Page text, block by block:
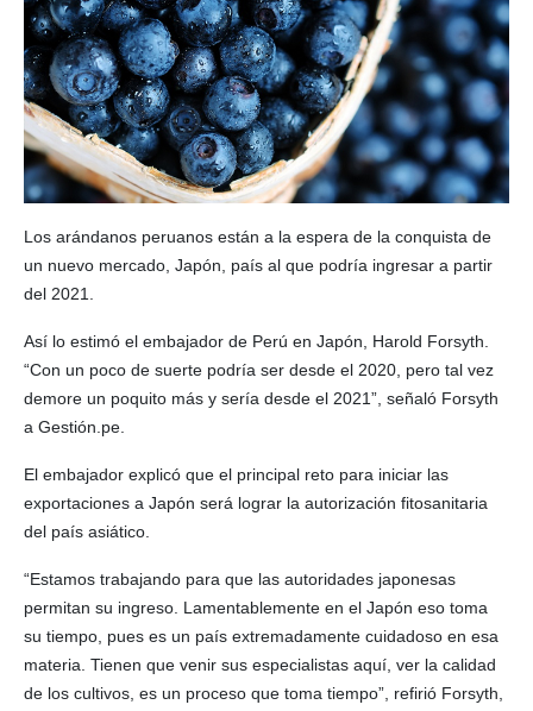
Los arándanos peruanos están a la espera de la conquista de
un nuevo mercado, Japón, país al que podría ingresar a partir
del 2021.
Así lo estimó el embajador de Perú en Japón, Harold Forsyth.
“Con un poco de suerte podría ser desde el 2020, pero tal vez
demore un poquito más y sería desde el 2021”, señaló Forsyth
a Gestión.pe.
El embajador explicó que el principal reto para iniciar las
exportaciones a Japón será lograr la autorización fitosanitaria
del país asiático.
“Estamos trabajando para que las autoridades japonesas
permitan su ingreso. Lamentablemente en el Japón eso toma
su tiempo, pues es un país extremadamente cuidadoso en esa
materia. Tienen que venir sus especialistas aquí, ver la calidad
de los cultivos, es un proceso que toma tiempo”, refirió Forsyth,